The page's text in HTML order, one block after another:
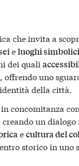
che invita a
eluoghi simbolici
dei quali
, offrendo uno
della città.
in concomitanza
creando un
ecultura del
storico in uno